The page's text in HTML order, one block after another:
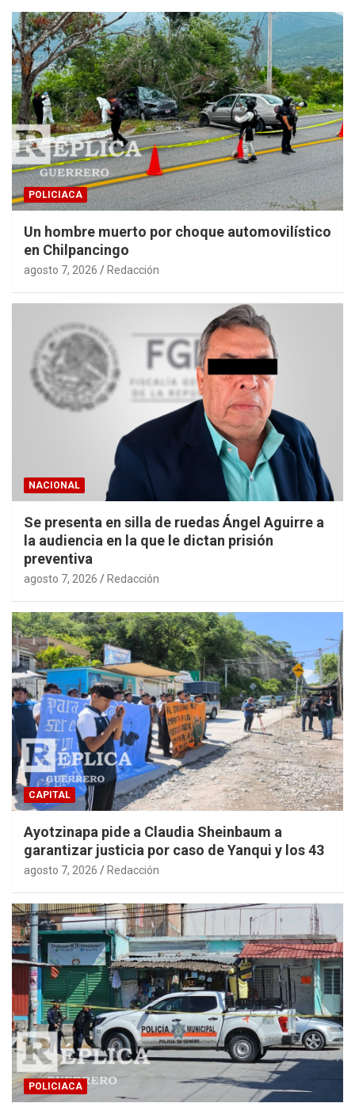
POLICIACA
Un hombre muerto por choque automovilístico
en Chilpancingo
agosto 7, 2026 Redacción
NACIONAL
Se presenta en silla de ruedas Ángel Aguirre a
la audiencia en la que le dictan prisión
preventiva
agosto 7, 2026 Redacción
CAPITAL
Ayotzinapa pide a Claudia Sheinbaum a
garantizar justicia por caso de Yanqui y los 43
agosto 7, 2026 Redacción
POLICIACA